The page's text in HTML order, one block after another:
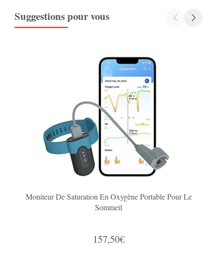
Suggestions pour vous
Moniteur De Saturation En Oxygène Portable Pour Le
Sommeil
157,50€